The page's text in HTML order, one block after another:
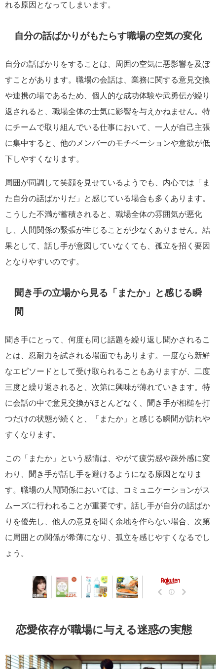
れる原因となってしまいます。
自分の話ばかりがもたらす職場の空気の変化
自分の話ばかりをすることは、周囲の空気に悪影響を及ぼ
すことがあります。職場の会話は、業務に関する意見交換
や連携の場であるため、個人的な成功体験や武勇伝が繰り
返されると、職場全体の士気に影響を与えかねません。特
にチームで取り組んでいる仕事において、一人が自己主張
に集中すると、他のメンバーのモチベーションや意欲が低
下しやすくなります。
周囲が同調して笑顔を見せているようでも、内心では「ま
た自分の話ばかりだ」と感じている場合も多くあります。
こうした不満が蓄積されると、職場全体の雰囲気が悪化
し、人間関係の緊張が生じることが少なくありません。結
果として、話し手が意図していなくても、孤立を招く要因
となりやすいのです。
聞き手の立場から見る「またか」と感じる瞬
間
聞き手にとって、何度も同じ話題を繰り返し聞かされるこ
とは、忍耐力を試される場面でもあります。一度なら新鮮
なエピソードとして受け取られることもありますが、二度
三度と繰り返されると、次第に興味が薄れていきます。特
に会話の中で意見交換がほとんどなく、聞き手が相槌を打
つだけの状態が続くと、「またか」と感じる瞬間が訪れや
すくなります。
この「またか」という感情は、やがて疲労感や疎外感に変
わり、聞き手が話し手を避けるようになる原因となりま
す。職場の人間関係においては、コミュニケーションがス
ムーズに行われることが重要です。話し手が自分の話ばか
りを優先し、他人の意見を聞く余地を作らない場合、次第
に周囲との関係が希薄になり、孤立を感じやすくなるでし
ょう。
恋愛依存が職場に与える迷惑の実態